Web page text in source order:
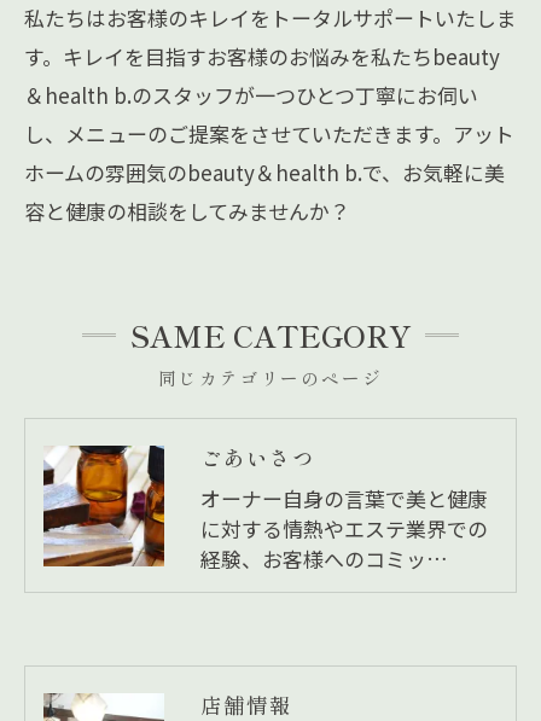
私たちはお客様のキレイをトータルサポートいたしま
す。キレイを目指すお客様のお悩みを私たちbeauty
＆health b.のスタッフが一つひとつ丁寧にお伺い
し、メニューのご提案をさせていただきます。アット
ホームの雰囲気のbeauty＆health b.で、お気軽に美
容と健康の相談をしてみませんか？
同じカテゴリーのページ
SAME CATEGORY
ごあいさつ
オーナー自身の言葉で美と健康
に対する情熱やエステ業界での
経験、お客様へのコミッ…
店舗情報